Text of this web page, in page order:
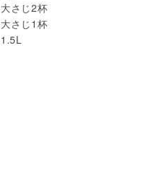
さじ2杯
さじ1杯